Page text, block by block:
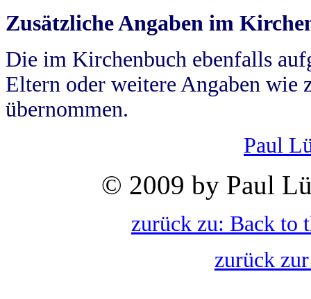
Zusätzliche Angaben im
Die im Kirchenbuch ebenfalls
Eltern oder weitere Angaben wie
übernommen.
Paul
© 2009 by Paul
zurück zu: Back to
zurück